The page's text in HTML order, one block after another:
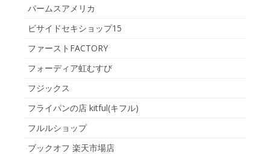
パームスアメリカ
ビサイドセキショップ15
ファーストFACTORY
フォーディア虹むすび
フジックス
フライパンの店 kitful(キフル)
フルルショップ
ブックオフ 楽天市場店